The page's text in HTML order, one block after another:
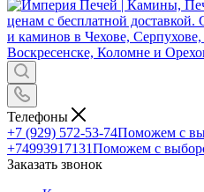
Телефоны
+7 (929) 572-53-74Поможем с
+74993917131Поможем с
Заказать звонок